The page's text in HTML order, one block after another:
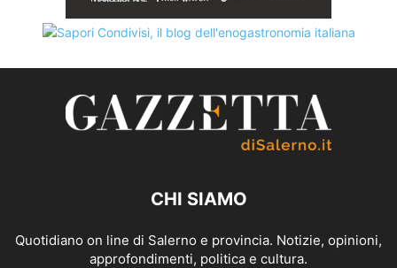
CHI SIAMO
Quotidiano on line di Salerno e provincia. Notizie, opinioni,
approfondimenti, politica e cultura.